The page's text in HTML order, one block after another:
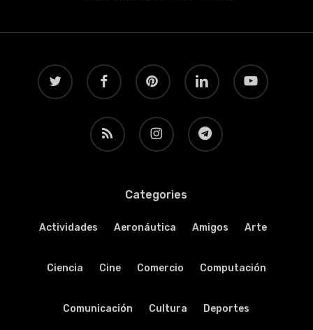
twitter facebook pinterest linkedin youtube
RSS instagram telegram
Categories
Actividades Aeronáutica Amigos Arte
Ciencia Cine Comercio Computación
Comunicación Cultura Deportes